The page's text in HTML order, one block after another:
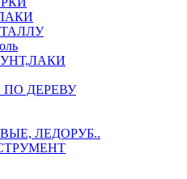
ДЕРЕВУ
ЛЕДОРУБ..